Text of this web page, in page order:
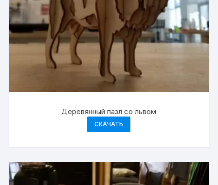
Деревянный пазл со львом
СКАЧАТЬ